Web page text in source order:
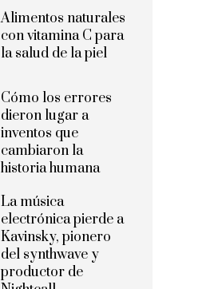
Alimentos naturales
con vitamina C para
la salud de la piel
Cómo los errores
dieron lugar a
inventos que
cambiaron la
historia humana
La música
electrónica pierde a
Kavinsky, pionero
del synthwave y
productor de